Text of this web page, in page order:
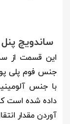
ساندویچ
این قسمت از
جنس فوم پلی
با جنس
داده شده است
آوردن مقدار